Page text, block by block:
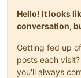
Hello! It looks
conversation,
Getting fed up
posts each
you'll always